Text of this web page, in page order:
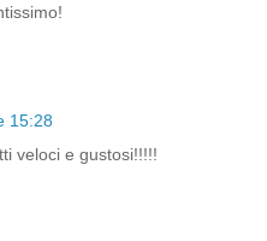
15:28
veloci e gustosi!!!!!